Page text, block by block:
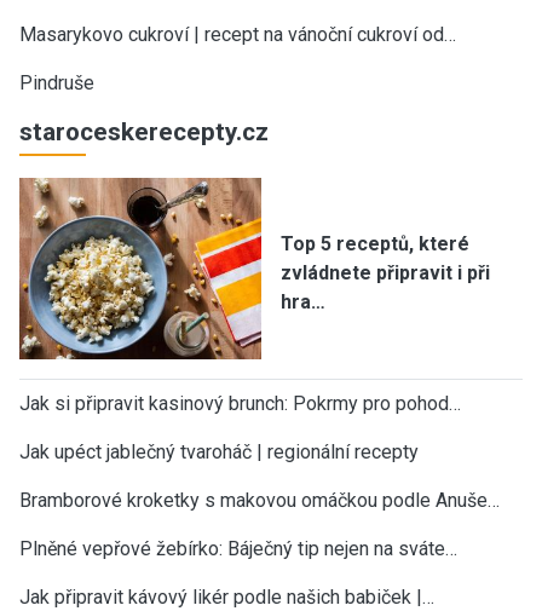
Masarykovo cukroví | recept na vánoční cukroví od…
Pindruše
staroceskerecepty.cz
Top 5 receptů, které
zvládnete připravit i při
hra…
Jak si připravit kasinový brunch: Pokrmy pro pohod…
Jak upéct jablečný tvaroháč | regionální recepty
Bramborové kroketky s makovou omáčkou podle Anuše…
Plněné vepřové žebírko: Báječný tip nejen na sváte…
Jak připravit kávový likér podle našich babiček |…